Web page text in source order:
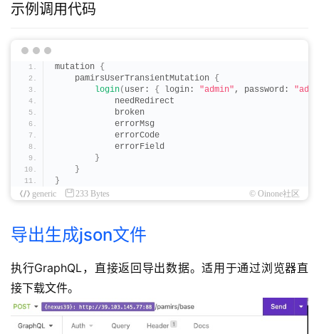
示例调用代码
mutation {
    pamirsUserTransientMutation
{
login( user: { login: "admin" , password:
            needRedirect
            broken
            errorMsg
            errorCode
            errorField
}
}
}
generic
233 Bytes © Oinone社区
导出生成json文件
执行GraphQL，直接返回导出数据。适用于通过浏览器直
接下载文件。